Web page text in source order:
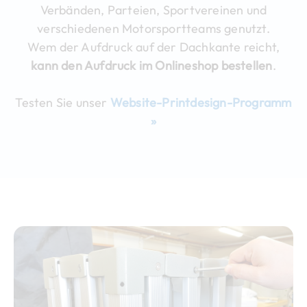
Verbänden, Parteien, Sportvereinen und
verschiedenen Motorsportteams genutzt.
Wem der Aufdruck auf der Dachkante reicht,
kann den Aufdruck im Onlineshop bestellen.
Testen Sie unser Website-Printdesign-Programm
»